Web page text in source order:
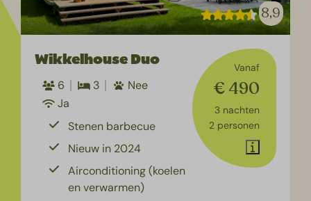
8,9
Vanaf
€ 490
3 nachten
2 personen
Wikkelhouse Duo
6 3
Nee
Ja
Stenen barbecue
Nieuw in 2024
Airconditioning (koelen
en verwarmen)